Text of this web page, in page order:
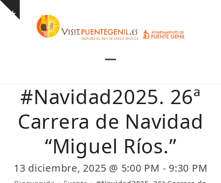
Skip
Show
mobile
menu
mobile
menu
#Navidad2025. 26ª
Carrera de Navidad
“Miguel Ríos.”
13 diciembre, 2025 @ 5:00 PM - 9:30 PM